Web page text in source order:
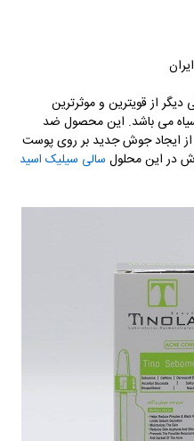
از قویترین و موثرترین
می باشد. این محصول ضد
از ایجاد جوش جدید بر روی پوست
در این محلول سالی سیلیک اسید